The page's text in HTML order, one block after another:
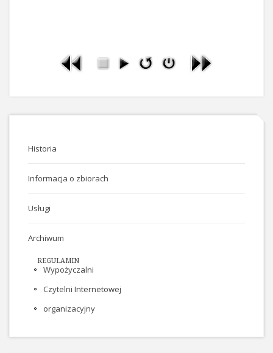
Historia
Informacja o zbiorach
Usługi
Archiwum
REGULAMIN
Wypożyczalni
Czytelni Internetowej
organizacyjny